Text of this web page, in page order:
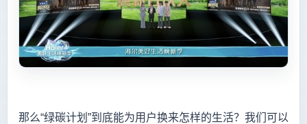
那么“绿碳计划”到底能为用户换来怎样的生活？我们可以